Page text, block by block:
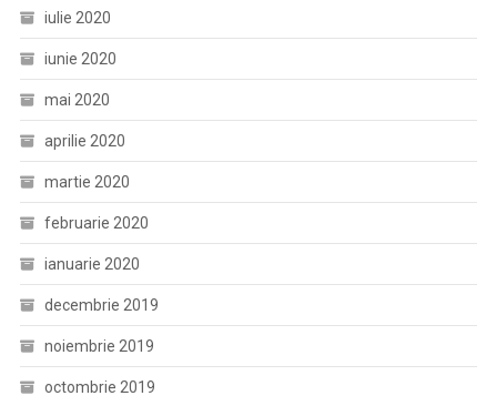
iulie 2020
iunie 2020
mai 2020
aprilie 2020
martie 2020
februarie 2020
ianuarie 2020
decembrie 2019
noiembrie 2019
octombrie 2019